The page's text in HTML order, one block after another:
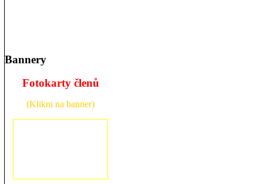
Bannery
Fotokarty členů
(Klikni na banner)